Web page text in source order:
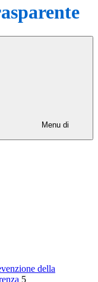
Menu di
della
5